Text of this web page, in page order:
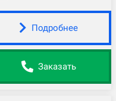
Подробнее
Заказать